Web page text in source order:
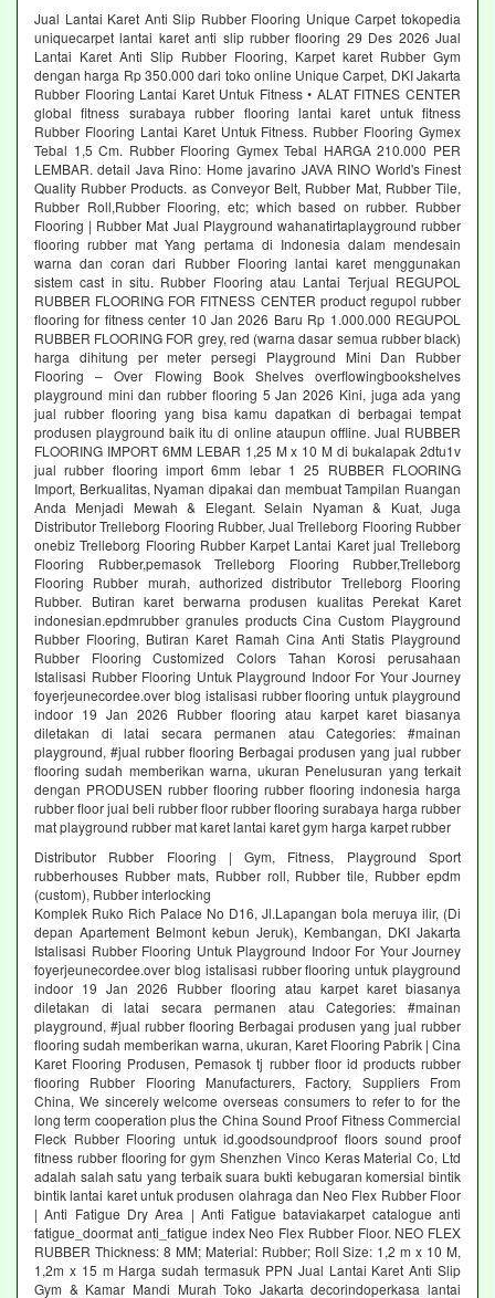
Jual Lantai Karet Anti Slip Rubber Flooring Unique Carpet tokopedia
uniquecarpet lantai karet anti slip rubber flooring 29 Des 2026 Jual
Lantai Karet Anti Slip Rubber Flooring, Karpet karet Rubber Gym
dengan harga Rp 350.000 dari toko online Unique Carpet, DKI Jakarta
Rubber Flooring Lantai Karet Untuk Fitness • ALAT FITNES CENTER
global fitness surabaya rubber flooring lantai karet untuk fitness
Rubber Flooring Lantai Karet Untuk Fitness. Rubber Flooring Gymex
Tebal 1,5 Cm. Rubber Flooring Gymex Tebal HARGA 210.000 PER
LEMBAR. detail Java Rino: Home javarino JAVA RINO World's Finest
Quality Rubber Products. as Conveyor Belt, Rubber Mat, Rubber Tile,
Rubber Roll,Rubber Flooring, etc; which based on rubber. Rubber
Flooring | Rubber Mat Jual Playground wahanatirtaplayground rubber
flooring rubber mat Yang pertama di Indonesia dalam mendesain
warna dan coran dari Rubber Flooring lantai karet menggunakan
sistem cast in situ. Rubber Flooring atau Lantai Terjual REGUPOL
RUBBER FLOORING FOR FITNESS CENTER product regupol rubber
flooring for fitness center 10 Jan 2026 Baru Rp 1.000.000 REGUPOL
RUBBER FLOORING FOR grey, red (warna dasar semua rubber black)
harga dihitung per meter persegi Playground Mini Dan Rubber
Flooring – Over Flowing Book Shelves overflowingbookshelves
playground mini dan rubber flooring 5 Jan 2026 Kini, juga ada yang
jual rubber flooring yang bisa kamu dapatkan di berbagai tempat
produsen playground baik itu di online ataupun offline. Jual RUBBER
FLOORING IMPORT 6MM LEBAR 1,25 M x 10 M di bukalapak 2dtu1v
jual rubber flooring import 6mm lebar 1 25 RUBBER FLOORING
Import, Berkualitas, Nyaman dipakai dan membuat Tampilan Ruangan
Anda Menjadi Mewah & Elegant. Selain Nyaman & Kuat, Juga
Distributor Trelleborg Flooring Rubber, Jual Trelleborg Flooring Rubber
onebiz Trelleborg Flooring Rubber Karpet Lantai Karet jual Trelleborg
Flooring Rubber,pemasok Trelleborg Flooring Rubber,Trelleborg
Flooring Rubber murah, authorized distributor Trelleborg Flooring
Rubber. Butiran karet berwarna produsen kualitas Perekat Karet
indonesian.epdmrubber granules products Cina Custom Playground
Rubber Flooring, Butiran Karet Ramah Cina Anti Statis Playground
Rubber Flooring Customized Colors Tahan Korosi perusahaan
Istalisasi Rubber Flooring Untuk Playground Indoor For Your Journey
foyerjeunecordee.over blog istalisasi rubber flooring untuk playground
indoor 19 Jan 2026 Rubber flooring atau karpet karet biasanya
diletakan di latai secara permanen atau Categories: #mainan
playground, #jual rubber flooring Berbagai produsen yang jual rubber
flooring sudah memberikan warna, ukuran Penelusuran yang terkait
dengan PRODUSEN rubber flooring rubber flooring indonesia harga
rubber floor jual beli rubber floor rubber flooring surabaya harga rubber
mat playground rubber mat karet lantai karet gym harga karpet rubber
Distributor Rubber Flooring | Gym, Fitness, Playground Sport
rubberhouses Rubber mats, Rubber roll, Rubber tile, Rubber epdm
(custom), Rubber interlocking
Komplek Ruko Rich Palace No D16, Jl.Lapangan bola meruya ilir, (Di
depan Apartement Belmont kebun Jeruk), Kembangan, DKI Jakarta
Istalisasi Rubber Flooring Untuk Playground Indoor For Your Journey
foyerjeunecordee.over blog istalisasi rubber flooring untuk playground
indoor 19 Jan 2026 Rubber flooring atau karpet karet biasanya
diletakan di latai secara permanen atau Categories: #mainan
playground, #jual rubber flooring Berbagai produsen yang jual rubber
flooring sudah memberikan warna, ukuran, Karet Flooring Pabrik | Cina
Karet Flooring Produsen, Pemasok tj rubber floor id products rubber
flooring Rubber Flooring Manufacturers, Factory, Suppliers From
China, We sincerely welcome overseas consumers to refer to for the
long term cooperation plus the China Sound Proof Fitness Commercial
Fleck Rubber Flooring untuk id.goodsoundproof floors sound proof
fitness rubber flooring for gym Shenzhen Vinco Keras Material Co, Ltd
adalah salah satu yang terbaik suara bukti kebugaran komersial bintik
bintik lantai karet untuk produsen olahraga dan Neo Flex Rubber Floor
| Anti Fatigue Dry Area | Anti Fatigue bataviakarpet catalogue anti
fatigue_doormat anti_fatigue index Neo Flex Rubber Floor. NEO FLEX
RUBBER Thickness: 8 MM; Material: Rubber; Roll Size: 1,2 m x 10 M,
1,2m x 15 m Harga sudah termasuk PPN Jual Lantai Karet Anti Slip
Gym & Kamar Mandi Murah Toko Jakarta decorindoperkasa lantai